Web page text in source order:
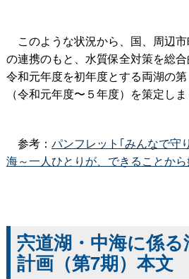
このような状況から、国、周辺
の連携のもと、水質保全対策を総合
令和元年度を初年度とする両湖の
（令和元年度〜５年度）を策定しま
参考： パンフレット｢みんなで守
海～一人ひとりが、できることか
宍道湖・中海に係
計画（第7期）本文